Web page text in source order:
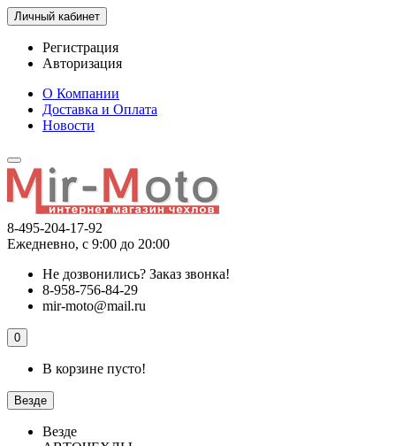
Личный кабинет
Регистрация
Авторизация
О Компании
Доставка и Оплата
Новости
8-495-204-17-92
Ежедневно, с 9:00 до 20:00
Не дозвонились? Заказ звонка!
8-958-756-84-29
mir-moto@mail.ru
0
В корзине пусто!
Везде
Везде